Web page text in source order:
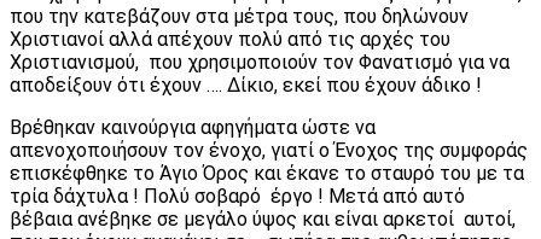
που την κατεβάζουν στα μέτρα τους, που δηλώνουν
Χριστιανοί αλλά απέχουν πολύ από τις αρχές του
Χριστιανισμού, που χρησιμοποιούν τον Φανατισμό για να
αποδείξουν ότι έχουν …. Δίκιο, εκεί που έχουν άδικο !
Βρέθηκαν καινούργια αφηγήματα ώστε να
απενοχοποιήσουν τον ένοχο, γιατί ο Ένοχος της συμφοράς
επισκέφθηκε το Άγιο Όρος και έκανε το σταυρό του με τα
τρία δάχτυλα ! Πολύ σοβαρό έργο ! Μετά από αυτό
βέβαια ανέβηκε σε μεγάλο ύψος και είναι αρκετοί αυτοί,